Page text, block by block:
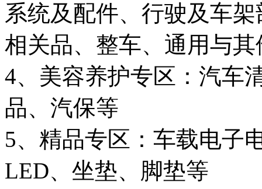
系统及配件、行驶及车
相关品、整车、通用与其
4、美容养护专区：汽车
品、汽保等
5、精品专区：车载电子
LED、坐垫、脚垫等